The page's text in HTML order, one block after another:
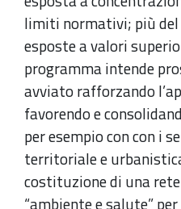
limiti normativi; più del
esposte a valori
programma intende
avviato rafforzando
favorendo e
per esempio con con i
territoriale e
costituzione di una
“ambiente e salute”